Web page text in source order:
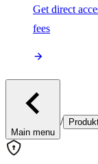
Get direct
fees
Main menu
/